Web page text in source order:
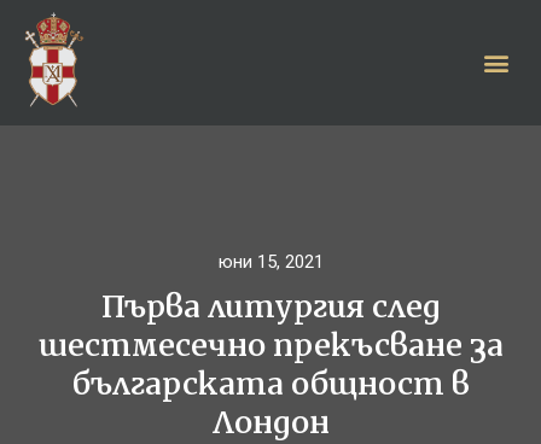
юни 15, 2021
Първа литургия след
шестмесечно прекъсване за
българската общност в
Лондон